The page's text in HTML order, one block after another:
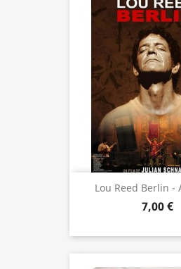
Lou Reed Berlin -
7,00 €